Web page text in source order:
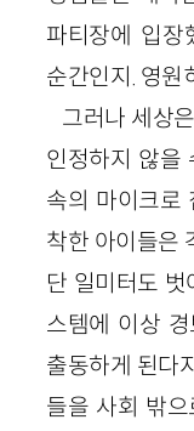
파티장에 입장
순간인지. 영원
그러나 세상
인정하지 않을
속의 마이크로
착한 아이들은
단 일미터도 벗
스템에 이상
출동하게 된다
들을 사회 밖